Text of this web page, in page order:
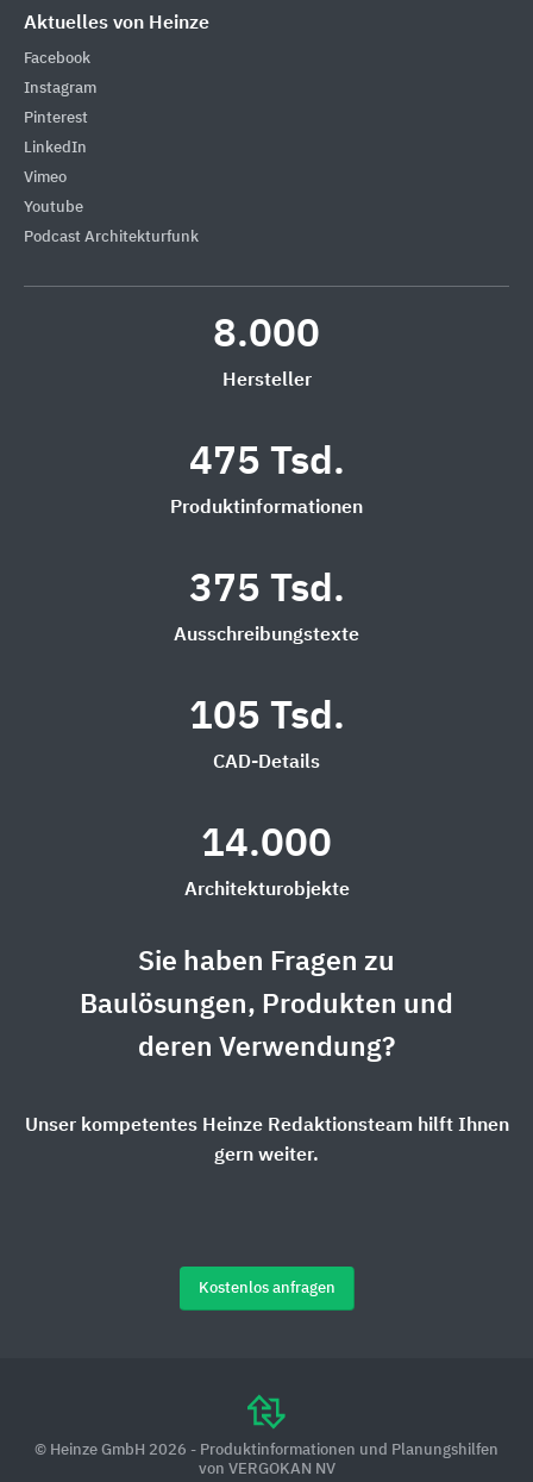
Aktuelles von Heinze
Facebook
Instagram
Pinterest
LinkedIn
Vimeo
Youtube
Podcast Architekturfunk
8.000
Hersteller
475 Tsd.
Produktinformationen
375 Tsd.
Ausschreibungstexte
105 Tsd.
CAD-Details
14.000
Architekturobjekte
Sie haben Fragen zu
Baulösungen, Produkten und
deren Verwendung?
Unser kompetentes Heinze Redaktionsteam hilft Ihnen
gern weiter.
Kostenlos anfragen
© Heinze GmbH 2026 - Produktinformationen und Planungshilfen
von VERGOKAN NV